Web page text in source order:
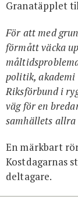
Granatäpplet
För att med
förmått väcka
politik,
Riksförbund i
väg för en
samhällets allra
En märkbart
Kostdagarnas
deltagare.